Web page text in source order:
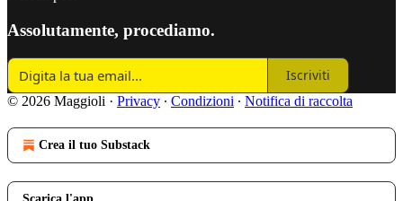
Assolutamente, procediamo.
Iscriviti
© 2026 Maggioli · Privacy ∙ Condizioni ∙ Notifica di raccolta
Crea il tuo Substack